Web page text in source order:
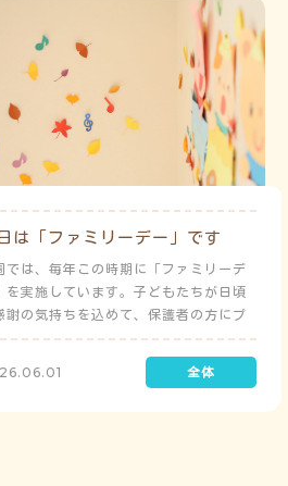
は「ファミリーデー」です
では、毎年この時期に「ファミリーデ
を実施しています。子どもたちが日頃
謝の気持ちを込めて、保護者の方にプ
ントを制作して渡します。